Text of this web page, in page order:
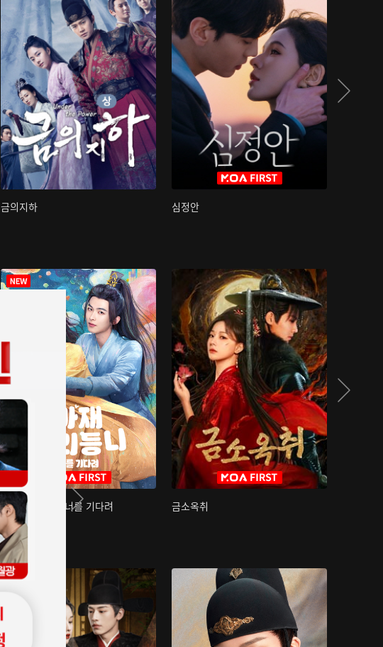
금의지하 심정안
아재저리등니 : 너를 기다려 금소옥취